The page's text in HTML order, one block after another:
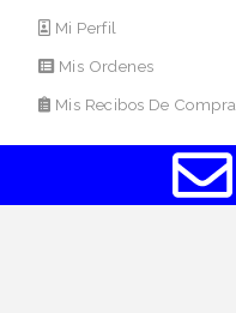
Mi Perfil
Mis Ordenes
Mis Recibos De Compra